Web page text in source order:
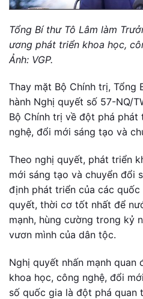
Tổng Bí thư Tô Lâm làm
ương phát triển khoa học,
Ảnh: VGP.
Thay mặt Bộ Chính trị, Tổng
hành Nghị quyết số 57-NQ/
Bộ Chính trị về đột phá phát
nghệ, đổi mới sáng tạo và
Theo nghị quyết, phát triển
mới sáng tạo và chuyển đổi
định phát triển của các
quyết, thời cơ tốt nhất để
mạnh, hùng cường trong kỷ
vươn mình của dân tộc.
Nghị quyết nhấn mạnh
khoa học, công nghệ, đổi
số quốc gia là đột phá quan